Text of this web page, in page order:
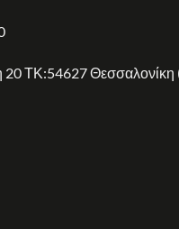
ΤΚ:54627 Θεσσαλονίκη